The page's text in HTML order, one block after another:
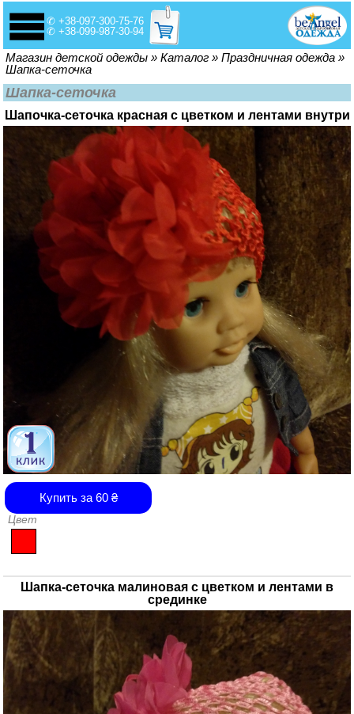
✆ +38-097-300-75-76
✆ +38-099-987-30-94
Вы здесь
Магазин детской одежды » Каталог » Праздничная одежда »
Шапка-сеточка
Шапка-сеточка
Шапочка-сеточка красная с цветком и лентами внутри
Купить за 60₴
Цвет
Шапка-сеточка малиновая с цветком и лентами в
срединке